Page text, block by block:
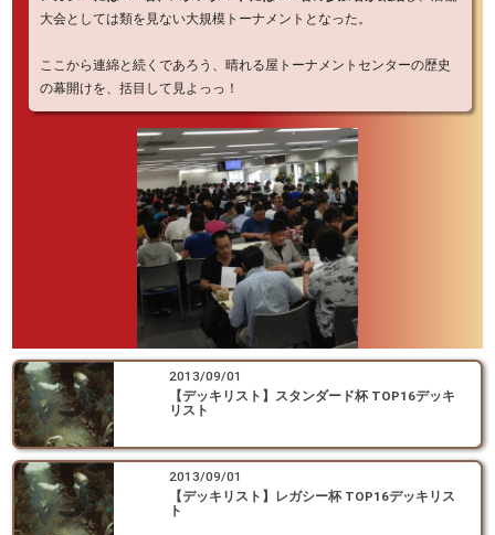
大会としては類を見ない大規模トーナメントとなった。
ここから連綿と続くであろう、晴れる屋トーナメントセンターの歴史
の幕開けを、括目して見よっっ！
2013/09/01
【デッキリスト】スタンダード杯 TOP16デッキ
リスト
2013/09/01
【デッキリスト】レガシー杯 TOP16デッキリス
ト